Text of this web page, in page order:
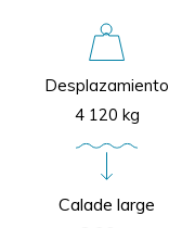
Desplazamiento
4 120 kg
Calade large